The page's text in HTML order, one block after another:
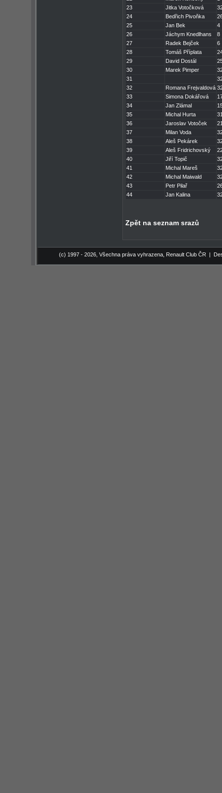
23
Jitka Votočková
24
Bedřich Pivoňka
25
Jan Bek
4
26
Jáchym Knedlhans
8
27
Radek Bejček
6
28
Tomáš Příplata
29
David Dostál
30
Marek Pimper
31
32
Romana Frejvaldová
33
Simona Dokářová
34
Jan Zlámal
35
Michal Hurta
36
Jaroslav Votoček
37
Milan Voda
38
Aleš Pekárek
39
Aleš Fridrichovský
40
Jiří Topič
41
Michal Mareš
42
Michal Maiwald
43
Petr Pilař
44
Jan Kalina
Zpět na seznam srazů
(c) 1997 - 2026, Všechna práva vyhrazena, Renault Club ČR |